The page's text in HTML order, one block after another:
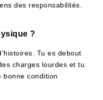
des responsabilités.
?
Tu es debout
charges lourdes et tu
bonne condition